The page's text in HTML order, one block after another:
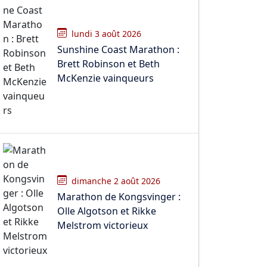
lundi 3 août 2026
Sunshine Coast Marathon :
Brett Robinson et Beth
McKenzie vainqueurs
dimanche 2 août 2026
Marathon de Kongsvinger :
Olle Algotson et Rikke
Melstrom victorieux